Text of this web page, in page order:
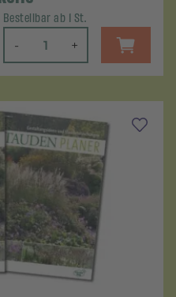
Bestellbar ab 1 St.
- +